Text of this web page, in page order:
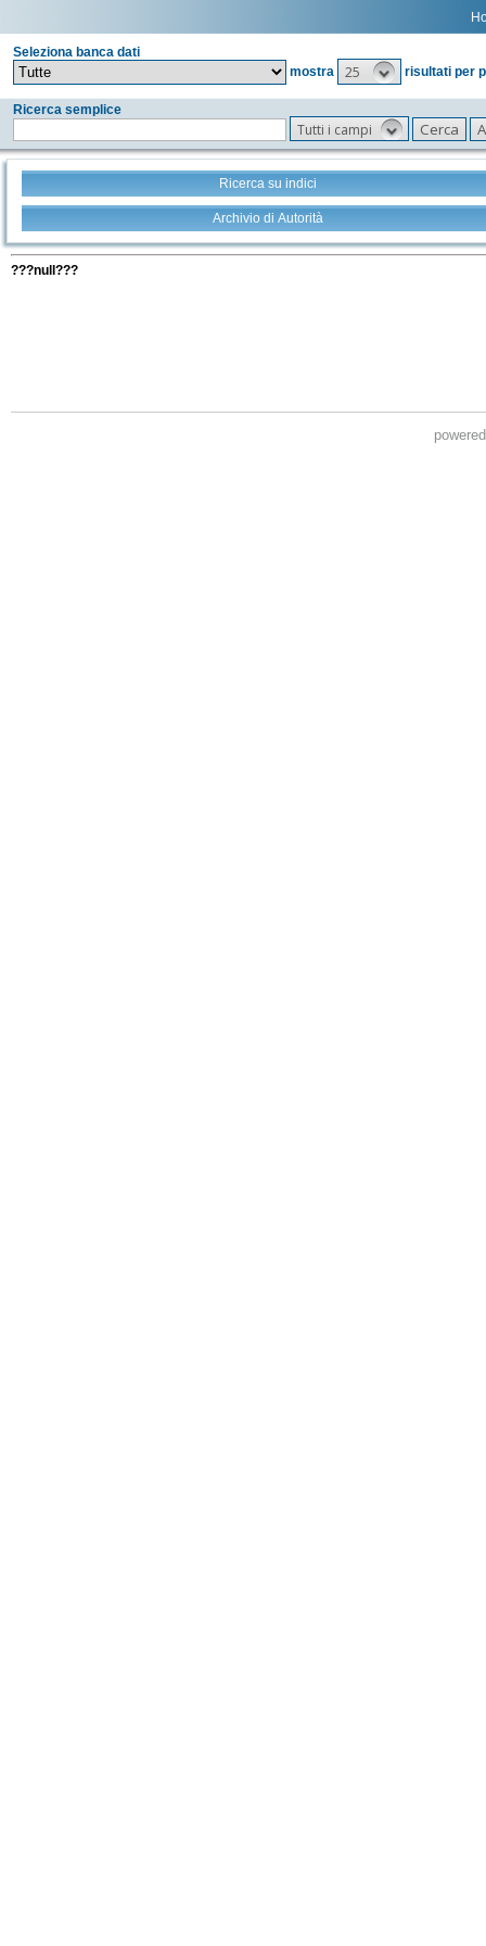
Seleziona banca dati
mostra
25 risultati per
Ricerca semplice
Tutti i campi
Ricerca su indici
Archivio di Autorità
???null???